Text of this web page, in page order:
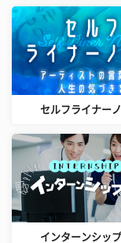
セルフライナー
インターンシッ